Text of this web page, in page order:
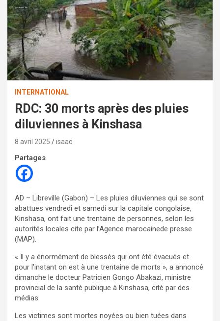
INTERNATIONAL
RDC: 30 morts après des pluies
diluviennes à Kinshasa
8 avril 2025 isaac
Partages
AD – Libreville (Gabon) – Les pluies diluviennes qui se sont
abattues vendredi et samedi sur la capitale congolaise,
Kinshasa, ont fait une trentaine de personnes, selon les
autorités locales cite par l’Agence marocainede presse
(MAP).
« Il y a énormément de blessés qui ont été évacués et
pour l’instant on est à une trentaine de morts », a annoncé
dimanche le docteur Patricien Gongo Abakazi, ministre
provincial de la santé publique à Kinshasa, cité par des
médias.
Les victimes sont mortes noyées ou bien tuées dans